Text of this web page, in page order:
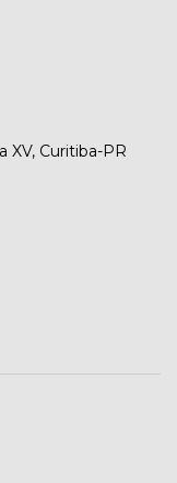
XV, Curitiba-PR